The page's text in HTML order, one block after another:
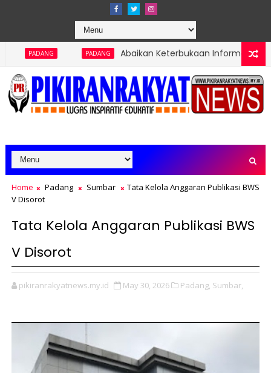
PADANG Abaikan Keterbukaan Informasi Publik,
Home Padang Sumbar
Tata Kelola Anggaran Publikasi BWS
V Disorot
Tata Kelola Anggaran Publikasi BWS
V Disorot
pikiranrakyatnews.my.id May 30, 2026 Padang, Sumbar,